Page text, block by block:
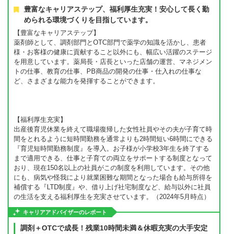
豊富なキャリアステップ、福利厚生充実！安心して長く勤
められる環境づくりを目指しています。
【豊富なキャリアステップ】
薬剤師として、調剤部門とOTC部門で薬学の知識を活かし、患者
様・お客様の健康に貢献すること以外にも、幅広い活躍のステージ
を用意しています。薬局長・店長といった店舗の運営、マネジメン
トの仕事、教育の仕事、PB商品の開発の仕事・仕入れの仕事な
ど、さまざまな能力を発揮することができます。
【福利厚生充実】
出産後育児休業を終えて職場復帰した女性社員やその夫が子育て時
間をとれるように短時間勤務を通常よりも2時間短い6時間にできる
『育児短時間勤務制度』を導入。お子様が小学校3年生を終了する
まで適用できる、仕事と子育ての両立をサポートする制度となって
おり、現在150名以上の社員がこの制度を利用しています。その他
にも、病気や怪我により就業困難な期間となった場合も給与所得を
補償する『LTD制度』や、借り上げ社宅制度など、給与以外に社員
の生活を支える福利厚生を充実させています。（2024年5月時点）
キャリアアドバイザーのレポート
調剤＋OTCで成長！残業10時間未満＆休暇充実の大手安定